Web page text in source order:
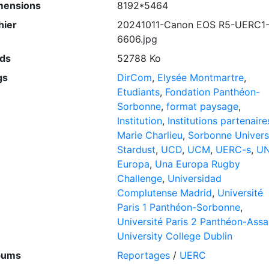
8192*5464
20241011-Canon EOS R5-UERC1-
6606.jpg
52788 Ko
DirCom, Elysée Montmartre,
Etudiants, Fondation Panthéon-
Sorbonne, format paysage,
Institution, Institutions
Marie Charlieu, Sorbonne
Stardust, UCD, UCM, UERC-s,
Europa, Una Europa Rugby
Challenge, Universidad
Complutense Madrid, Université
Paris 1 Panthéon-Sorbonne,
Université Paris 2 Panthéon-
University College Dublin
Reportages / UERC